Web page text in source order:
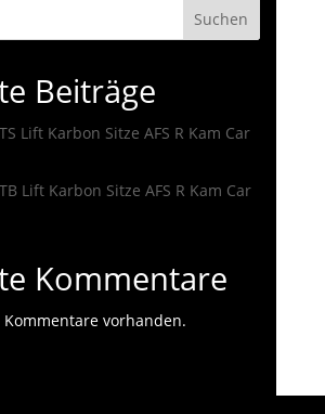
Suchen
Beiträge
Lift Karbon Sitze AFS R Kam Car
Lift Karbon Sitze AFS R Kam Car
Kommentare
Kommentare vorhanden.